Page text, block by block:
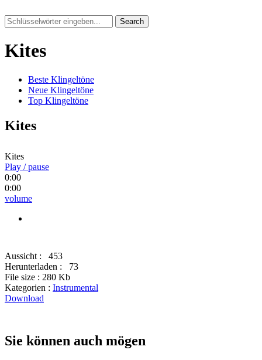
Search
Kites
Beste Klingeltöne
Neue Klingeltöne
Top Klingeltöne
Kites
Kites
Play / pause
0:00
0:00
volume
Aussicht :
453
Herunterladen :
73
File size : 280 Kb
Kategorien : Instrumental
Download
Sie können auch mögen